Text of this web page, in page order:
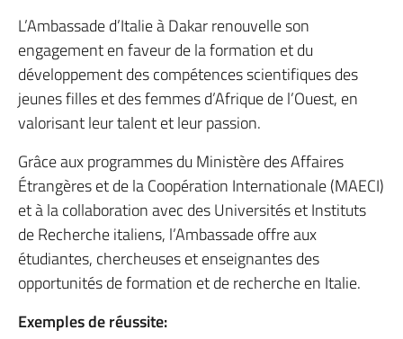
L’Ambassade d’Italie à Dakar renouvelle son
engagement en faveur de la formation et du
développement des compétences scientifiques des
jeunes filles et des femmes d’Afrique de l’Ouest, en
valorisant leur talent et leur passion.
Grâce aux programmes du Ministère des Affaires
Étrangères et de la Coopération Internationale (MAECI)
et à la collaboration avec des Universités et Instituts
de Recherche italiens, l’Ambassade offre aux
étudiantes, chercheuses et enseignantes des
opportunités de formation et de recherche en Italie.
Exemples de réussite: